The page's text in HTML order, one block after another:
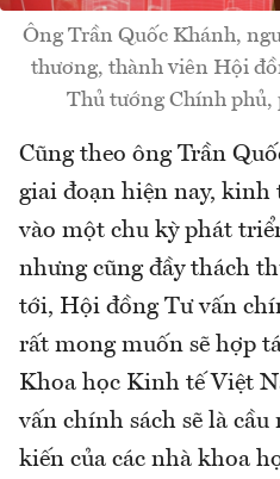
Ông Trần Quốc Khánh,
thương, thành viên Hội
Thủ tướng Chính phủ,
Cũng theo ông Trần
giai đoạn hiện nay, kinh
vào một chu kỳ phát
nhưng cũng đầy thách
tới, Hội đồng Tư vấn
rất mong muốn sẽ hợp
Khoa học Kinh tế Việt
vấn chính sách sẽ là
kiến của các nhà khoa